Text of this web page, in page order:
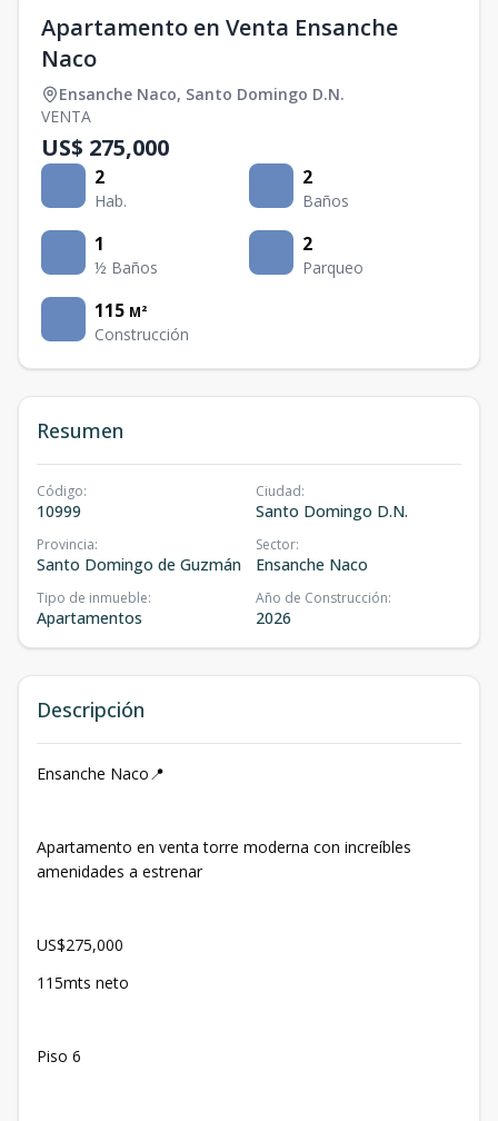
Apartamento en Venta Ensanche
Naco
Ensanche Naco, Santo Domingo D.N.
VENTA
US$ 275,000
2
Hab.
2
Baños
1
½ Baños
2
Parqueo
115 M²
Construcción
Resumen
Código:
10999
Ciudad:
Santo Domingo D.N.
Provincia:
Santo Domingo de Guzmán
Sector:
Ensanche Naco
Tipo de inmueble:
Apartamentos
Año de Construcción:
2026
Descripción
Ensanche Naco📍
Apartamento en venta torre moderna con increíbles
amenidades a estrenar
US$275,000
115mts neto
Piso 6